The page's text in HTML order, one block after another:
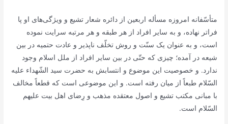
متأسّفانه امروزه مسأله اربعین از دائره شعار تشیع و ویژگی‌های او پا
فراتر نهاده، و به سایر افراد از هر طبقه و هر مرتبه سرایت نموده
است، و به عنوان یک سنّت و روش تخلّف ناپذیر و عادت حتمیه در بین
شیعه در آمده؛ چیزی که حتّی در بین سایر افراد از ملل اسلام وجود
ندارد. و خصوصیت این موضوع و انتسابش به حضرت سید الشّهداء علیه
السّلام طبعاً از میان رفته است. و این موضوعی است که قطعاً مخالف
با مبانی مکتب تشیع و اصول معتقده مذهب و رِضای اهل بیت علیهم
السّلام است.